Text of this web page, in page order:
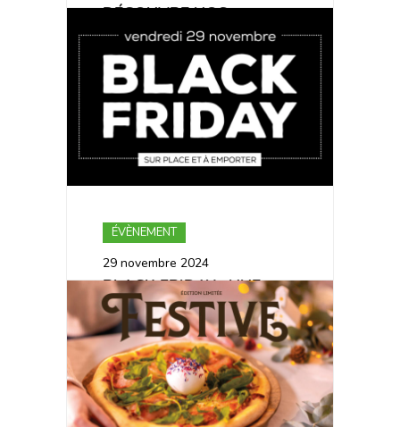
DÉCOUVRE NOS
NOUVEAUTÉS
PRINTANIÈRES 🌸
ÉVÈNEMENT
29 novembre 2024
BLACK FRIDAY : UNE
OFFRE QUI DONNE FAIM